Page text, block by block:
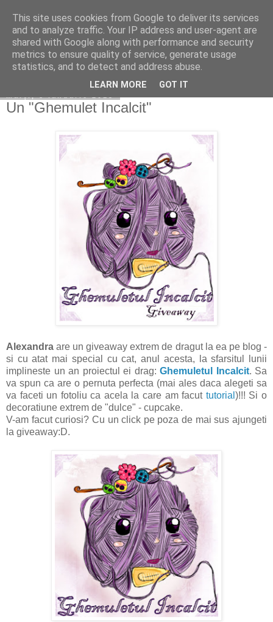
Copilarim
Un "Ghemulet Incalcit"
Alexandra are un giveaway extrem de dragut la ea pe blog -
si cu atat mai special cu cat, anul acesta, la sfarsitul lunii
implineste un an proiectul ei drag: Ghemuletul Incalcit. Sa
va spun ca are o pernuta perfecta (mai ales daca alegeti sa
va faceti un fotoliu ca acela la care am facut tutorial )!!! Si o
decoratiune extrem de "dulce" - cupcake.
V-am facut curiosi? Cu un click pe poza de mai sus ajungeti
la giveaway:D.
This site uses cookies from Google to deliver its services
and to analyze traffic. Your IP address and user-agent are
shared with Google along with performance and security
metrics to ensure quality of service, generate usage
statistics, and to detect and address abuse.
LEARN MORE GOT IT